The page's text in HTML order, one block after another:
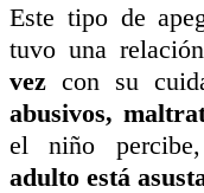
Este tipo de
tuvo una relación
vez con su
abusivos,
el niño percibe,
adulto está